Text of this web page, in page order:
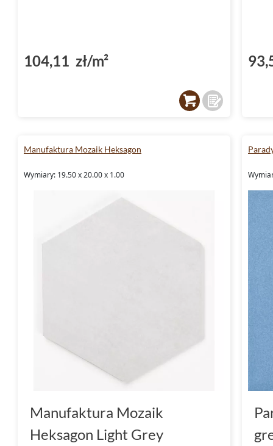
104,11 zł/m²
Manufaktura Mozaik Heksagon
Wymiary: 19.50 x 20.00 x 1.00
Manufaktura Mozaik
Heksagon Light Grey